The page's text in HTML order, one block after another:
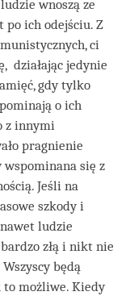
wnoszą ze
po ich odejściu. Z
ci
działając jedynie
gdy tylko
o ich
z innymi
pragnienie
się z
Jeśli na
szkody i
ludzie
złą i nikt nie
będą
to możliwe. Kiedy